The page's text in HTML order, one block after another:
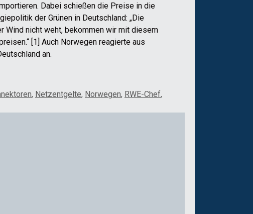
Dabei schießen die Preise in die
der Grünen in Deutschland: „Die
Wind nicht weht, bekommen wir mit diesem
[1] Auch Norwegen reagierte aus
an.
, Netzentgelte, Norwegen, RWE-Chef,